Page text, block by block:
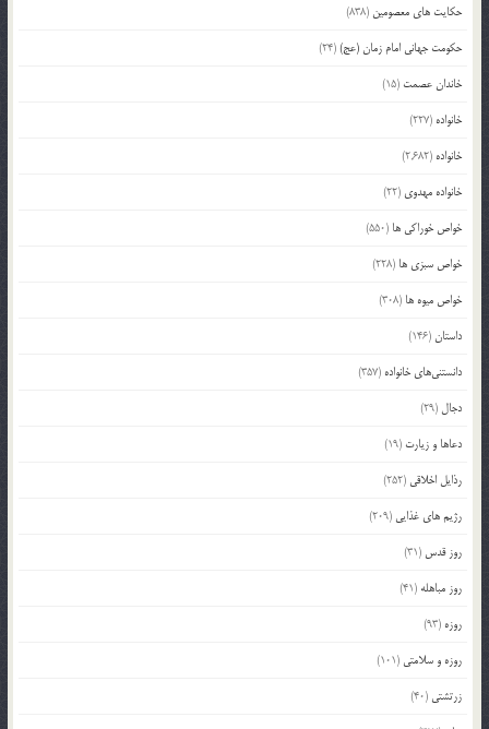
حکایت های معصومین (838)
حکومت جهانی امام زمان (عج)(24)
خاندان عصمت (15)
خانواده (227)
خانواده (2,682)
خانواده مهدوی (22)
خواص خوراکی ها (550)
خواص سبزی ها (228)
خواص میوه ها (308)
داستان(146)
دانستنی‌های خانواده (357)
دجال (29)
دعاها و زیارت (19)
رذایل اخلاقی (252)
رژیم های غذایی (209)
روز قدس (31)
روز مباهله (41)
روزه (93)
روزه و سلامتی (101)
زرتشتی (40)